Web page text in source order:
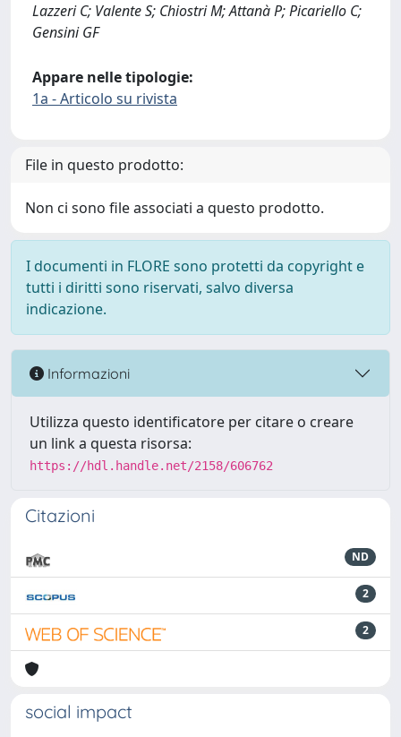
Lazzeri C; Valente S; Chiostri M; Attanà P; Picariello C;
Gensini GF
Appare nelle tipologie:
1a - Articolo su rivista
File in questo prodotto:
Non ci sono file associati a questo prodotto.
I documenti in FLORE sono protetti da copyright e
tutti i diritti sono riservati, salvo diversa
indicazione.
Informazioni
Utilizza questo identificatore per citare o creare
un link a questa risorsa:
https://hdl.handle.net/2158/606762
Citazioni
ND
2
2
social impact